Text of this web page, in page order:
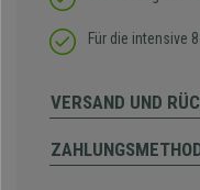
Für die intensive
VERSAND UND